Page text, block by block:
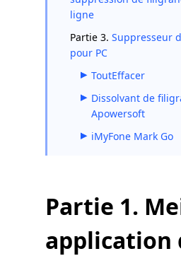
ligne
Partie 3. Suppresseur
pour PC
ToutEffacer
Dissolvant de
Apowersoft
iMyFone Mark Go
Partie 1.
application